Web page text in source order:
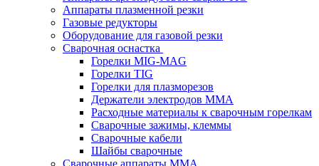
Аппараты плазменной резки
Газовые редукторы
Оборудование для газовой резки
Сварочная оснастка
Горелки MIG-MAG
Горелки TIG
Горелки для плазморезов
Держатели электродов ММА
Расходные материалы к сварочным горелкам
Сварочные зажимы, клеммы
Сварочные кабели
Шайбы сварочные
Сварочные аппараты MMA